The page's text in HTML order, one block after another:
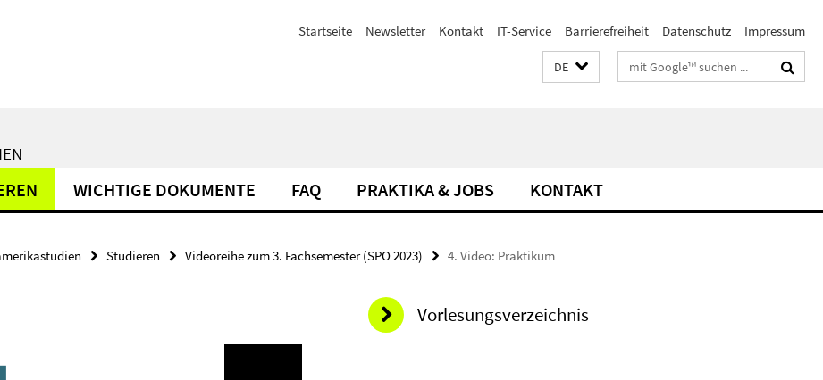
Startseite Newsletter Kontakt IT-Service Barrierefreiheit Datenschutz Impressum
DE Suchbegriffe
WICHTIGE DOKUMENTE FAQ PRAKTIKA & JOBS KONTAKT
Studieren Videoreihe zum 3. Fachsemester (SPO 2023) 4. Video: Praktikum
Vorlesungsverzeichnis